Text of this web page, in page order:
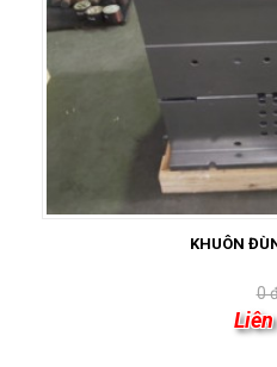
KHUÔN
0